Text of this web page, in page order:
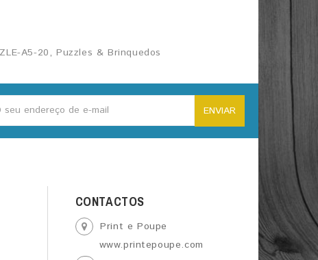
A5-20,Puzzles & Brinquedos
ENVIAR
CONTACTOS
Print e Poupe
www.printepoupe.com